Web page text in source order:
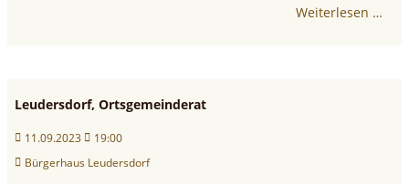
Weiterlesen …
Leudersdorf, Ortsgemeinderat
11.09.2023
19:00
Bürgerhaus Leudersdorf